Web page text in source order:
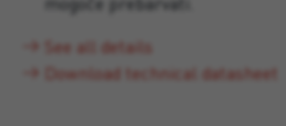
See all details
Download technical datasheet